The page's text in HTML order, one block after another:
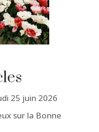
25 juin 2026
sur la Bonne